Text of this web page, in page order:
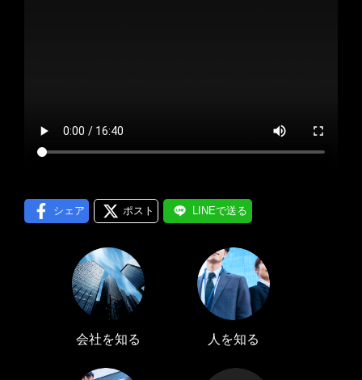
シェア ポスト LINEで送る
会社を知る 人を知る